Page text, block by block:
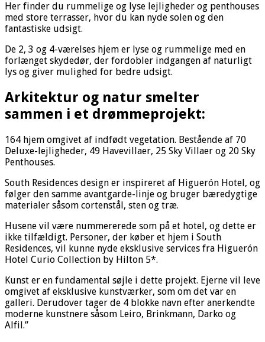
Her finder du rummelige og lyse lejligheder og penthouses
med store terrasser, hvor du kan nyde solen og den
fantastiske udsigt.
De 2, 3 og 4-værelses hjem er lyse og rummelige med en
forlænget skydedør, der fordobler indgangen af naturligt
lys og giver mulighed for bedre udsigt.
Arkitektur og natur smelter
sammen i et drømmeprojekt:
164 hjem omgivet af indfødt vegetation. Bestående af 70
Deluxe-lejligheder, 49 Havevillaer, 25 Sky Villaer og 20 Sky
Penthouses.
South Residences design er inspireret af Higuerón Hotel, og
følger den samme avantgarde-linje og bruger bæredygtige
materialer såsom cortenstål, sten og træ.
Husene vil være nummererede som på et hotel, og dette er
ikke tilfældigt. Personer, der køber et hjem i South
Residences, vil kunne nyde eksklusive services fra Higuerón
Hotel Curio Collection by Hilton 5*.
Kunst er en fundamental søjle i dette projekt. Ejerne vil leve
omgivet af eksklusive kunstværker, som om det var en
galleri. Derudover tager de 4 blokke navn efter anerkendte
moderne kunstnere såsom Leiro, Brinkmann, Darko og
Alfil.”